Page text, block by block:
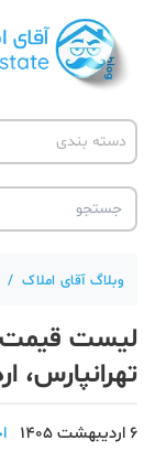
دسته بندی
آقای مشاور املاک
آکادمی آقای املاک
آموزش املاک
آموزش پلتفرم آقای
اخبار مسکن
تحلیل مسکن
وبلاگ آقای املاک /
تهرانپارس،
6 اردیبهشت 1405